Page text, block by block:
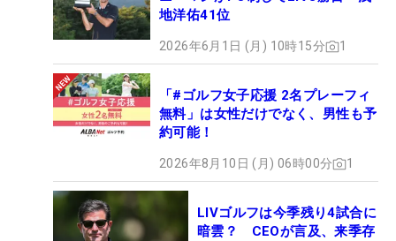
地洋佑41位
2026年6月1日 (月) 10時15分 1
「#ゴルフ女子応援 2名プレーフィ
無料」は女性だけでなく、男性も予
約可能！
2026年8月10日 (月) 06時00分 1
LIVゴルフは今季残り4試合に
暗雲？ CEOが言及、来季存